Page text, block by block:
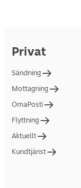
Privat
Sändning
Mottagning
OmaPosti
Flyttning
Aktuellt
Kundtjänst